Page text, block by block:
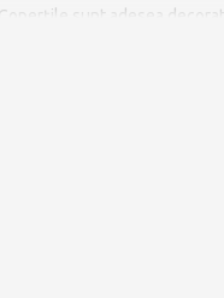
sunt adesea